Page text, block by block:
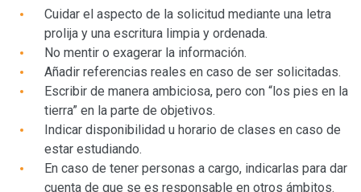
Cuidar el aspecto de la solicitud mediante una letra
prolija y una escritura limpia y ordenada.
No mentir o exagerar la información.
Añadir referencias reales en caso de ser solicitadas.
Escribir de manera ambiciosa, pero con “los pies en la
tierra” en la parte de objetivos.
Indicar disponibilidad u horario de clases en caso de
estar estudiando.
En caso de tener personas a cargo, indicarlas para dar
cuenta de que se es responsable en otros ámbitos.